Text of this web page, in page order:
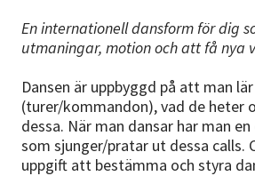
En internationell dansform för dig
utmaningar, motion och att få nya
Dansen är uppbyggd på att man
(turer/kommandon), vad de heter
dessa. När man dansar har man
som sjunger/pratar ut dessa calls.
uppgift att bestämma och styra